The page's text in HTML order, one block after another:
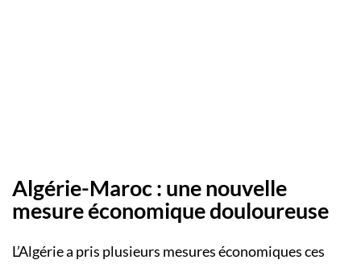
Algérie-Maroc : une nouvelle
mesure économique douloureuse
L’Algérie a pris plusieurs mesures économiques ces